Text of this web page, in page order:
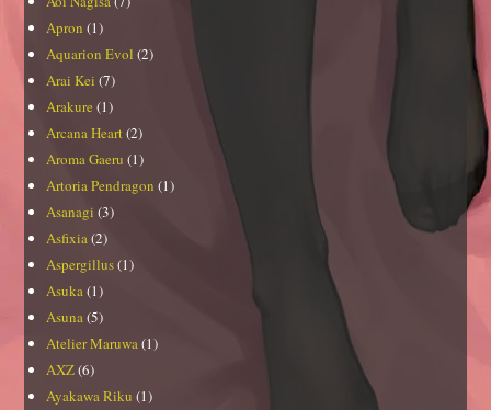
Apron (1)
Aquarion Evol (2)
Arai Kei (7)
Arakure (1)
Arcana Heart (2)
Aroma Gaeru (1)
Artoria Pendragon (1)
Asanagi (3)
Asfixia(2)
Aspergillus(1)
Asuka(1)
Asuna(5)
Atelier Maruwa(1)
AXZ(6)
Ayakawa Riku (1)